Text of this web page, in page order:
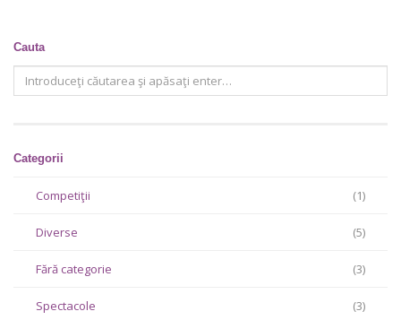
Cauta
Categorii
Competiţii (1)
Diverse (5)
Fără categorie (3)
Spectacole (3)